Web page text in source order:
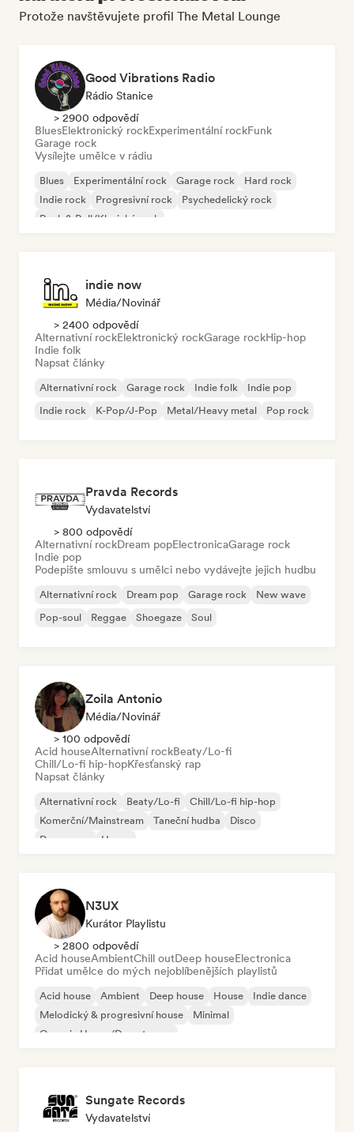
Protože navštěvujete profil The Metal Lounge
Good Vibrations Radio
Rádio Stanice
> 2900 odpovědí
BluesElektronický rockExperimentální rockFunk
Garage rock
Vysílejte umělce v rádiu
Blues Experimentální rock Garage rock
Hard rock
Indie rock
Progresivní rock
Psychedelický rock
Rock & Roll/Klasický rock
indie now
Média/novinář
> 2400 odpovědí
Alternativní rockElektronický rockGarage rockHip-hop
Indie folk
Napsat články
Alternativní rock Garage rock Indie folk
Indie pop
Indie rock
K-Pop/J-Pop Metal/Heavy metal Pop rock
Pravda Records
Vydavatelství
> 800 odpovědí
Alternativní rockDream popElectronicaGarage rock
Indie pop
Podepište smlouvu s umělci nebo vydávejte jejich hudbu
Alternativní rock Dream pop Garage rock
New wave
Pop-soul
Reggae Shoegaze Soul
Zoila Antonio
Média/novinář
> 100 odpovědí
Acid houseAlternativní rockBeaty/Lo-fi
Chill/Lo-fi hip-hopKřesťanský rap
Napsat články
Alternativní rock Beaty/Lo-fi
Chill/Lo-fi hip-hop
Komerční/Mainstream
Taneční hudba
Disco
Dream pop
House
N3UX
Kurátor Playlistu
> 2800 odpovědí
Acid houseAmbientChill outDeep houseElectronica
Přidat umělce do mých nejoblíbenějších playlistů
Acid house Ambient Deep house House
Indie dance
Melodický & progresivní house
Minimal
Organic House/Downtempo
Sungate Records
Vydavatelství